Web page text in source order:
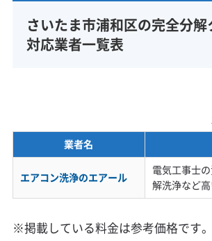
さいたま市浦和区の完全分
対応業者一覧表
業者名
エアコン洗浄のエアール
電気工事士
解洗浄など高
※掲載している料金は参考価格です